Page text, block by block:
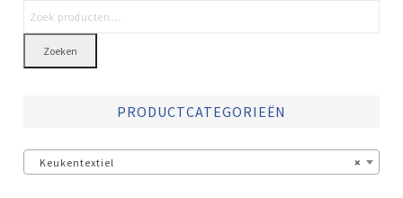
Zoeken
PRODUCTCATEGORIEËN
×
Keukentextiel